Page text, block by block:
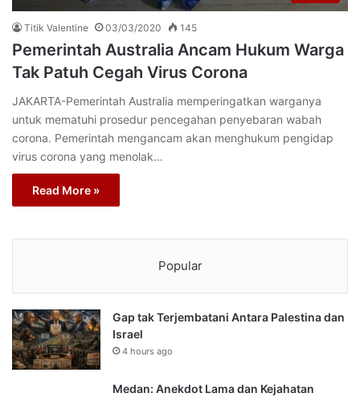
Titik Valentine 03/03/2020 145
Pemerintah Australia Ancam Hukum Warga
Tak Patuh Cegah Virus Corona
JAKARTA-Pemerintah Australia memperingatkan warganya
untuk mematuhi prosedur pencegahan penyebaran wabah
corona. Pemerintah mengancam akan menghukum pengidap
virus corona yang menolak…
Read More »
Popular
Gap tak Terjembatani Antara Palestina dan
Israel
4 hours ago
Medan: Anekdot Lama dan Kejahatan